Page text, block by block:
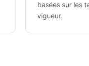
basées sur les
vigueur.